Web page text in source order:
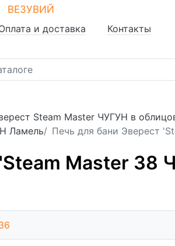
ВЕЗУВИЙ
и доставка Контакты
Steam Master ЧУГУН в
Ламель
Печь для бани Эверест
Master 38